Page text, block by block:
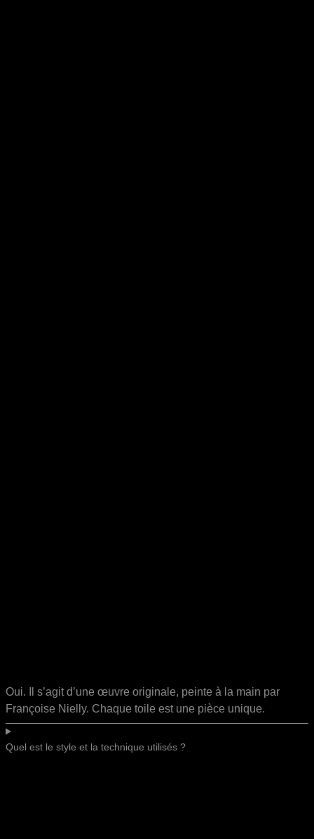
Oui. Il s’agit d’une œuvre originale, peinte à la main par
Françoise Nielly. Chaque toile est une pièce unique.
Quel est le style et la technique utilisés ?